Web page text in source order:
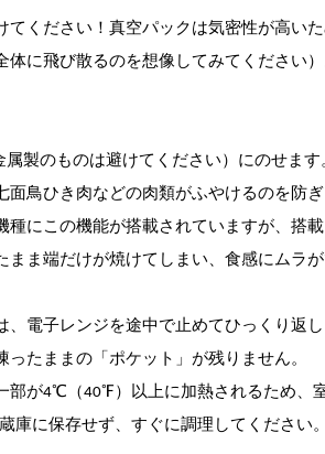
ください！真空パックは気密性が高い
に飛び散るのを想像してみてください
製のものは避けてください）にのせま
鳥ひき肉などの肉類がふやけるのを防ぎ
にこの機能が搭載されていますが、搭
ま端だけが焼けてしまい、食感にムラ
電子レンジを途中で止めてひっくり返
たままの「ポケット」が残りません。
部が4℃（40℉）以上に加熱されるため、
庫に保存せず、すぐに調理してください。